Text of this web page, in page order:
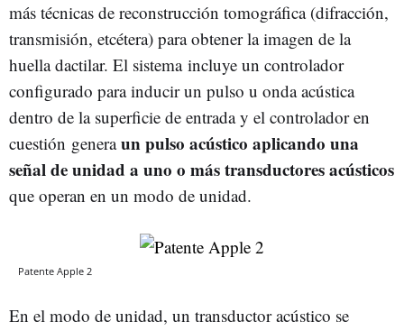
más técnicas de reconstrucción tomográfica (difracción,
transmisión, etcétera) para obtener la imagen de la
huella dactilar. El sistema incluye un controlador
configurado para inducir un pulso u onda acústica
dentro de la superficie de entrada y el controlador en
cuestión generaun pulso acústico aplicando una
señal de unidad a uno o más transductores acústicos
que operan en un modo de unidad.
Patente Apple 2
En el modo de unidad, un transductor acústico se